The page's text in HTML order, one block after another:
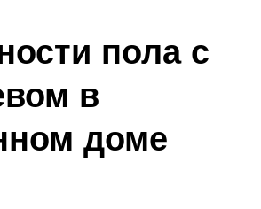
пола с
в
доме